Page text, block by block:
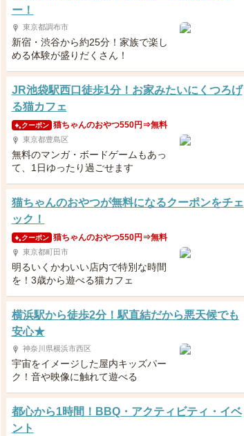
ー！
東京都調布市
新宿・渋谷から約25分！家族で楽し
める体験が盛りだくさん！
JR池袋駅西口徒歩1分！お家みたいにくつろげ
る猫カフェ
クーポン 猫ちゃんのおやつ550円⇒無料
東京都豊島区
無料のマンガ・ボードゲームもあっ
て、1日ゆったり過ごせます
猫ちゃんのおやつが無料になるクーポンをチェ
ック！
クーポン 猫ちゃんのおやつ550円⇒無料
東京都町田市
明るいくかわいい店内で特別な時間
を！3歳から遊べる猫カフェ
横浜駅から徒歩2分！駅直結だから悪天候でも
安心★
神奈川県横浜市西区
宇宙をイメージした屋内キッズパー
ク！音や映像に触れて遊べる
都心から1時間！BBQ・アクティビティ・イベ
ント